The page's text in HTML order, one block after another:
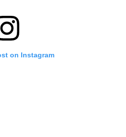
on Instagram